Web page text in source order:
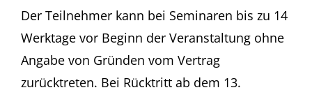
Der Teilnehmer kann bei Seminaren bis zu 14
Werktage vor Beginn der Veranstaltung ohne
Angabe von Gründen vom Vertrag
zurücktreten. Bei Rücktritt ab dem 13.